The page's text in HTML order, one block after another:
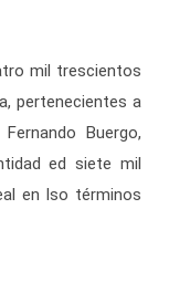
mil trescientos
pertenecientes a
Buergo,
ed siete mil
en lso términos